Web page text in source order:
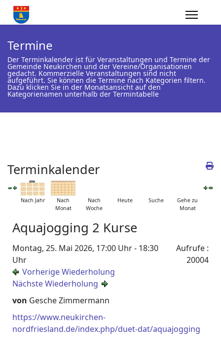
Termine
Der Terminkalender ist für Veranstaltungen und Termine der
Gemeinde Neukirchen und der Vereine/Organisationen
gedacht. Kommerzielle Veranstaltungen sind nicht
aufgeführt. Sie können die Termine nach Kategorien filtern.
Dazu klicken Sie in der Monatsansicht auf den
Kategorienamen unterhalb der Termintabelle
Terminkalender
Nach Jahr
Nach
Monat
Nach
Woche
Heute Suche
Gehe zu
Monat
Aquajogging 2 Kurse
Montag, 25. Mai 2026, 17:00 Uhr - 18:30
Uhr
Vorherige Wiederholung
Nächste Wiederholung
Aufrufe :
20004
von Gesche Zimmermann
https://www.neukirchen-
nordfriesland.de/index.php/duet-dat/aquajogging